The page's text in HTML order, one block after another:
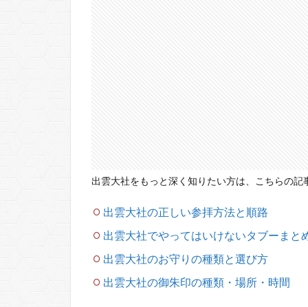
出雲大社をもっと深く知りたい方は、こちらの記
出雲大社の正しい参拝方法と順路
出雲大社でやってはいけないタブーまと
出雲大社のお守りの種類と選び方
出雲大社の御朱印の種類・場所・時間